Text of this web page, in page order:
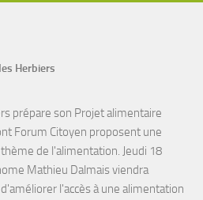
Herbiers
prépare son Projet alimentaire
Forum Citoyen proposent une
de l'alimentation. Jeudi 18
Mathieu Dalmais viendra
l'accès à une alimentation